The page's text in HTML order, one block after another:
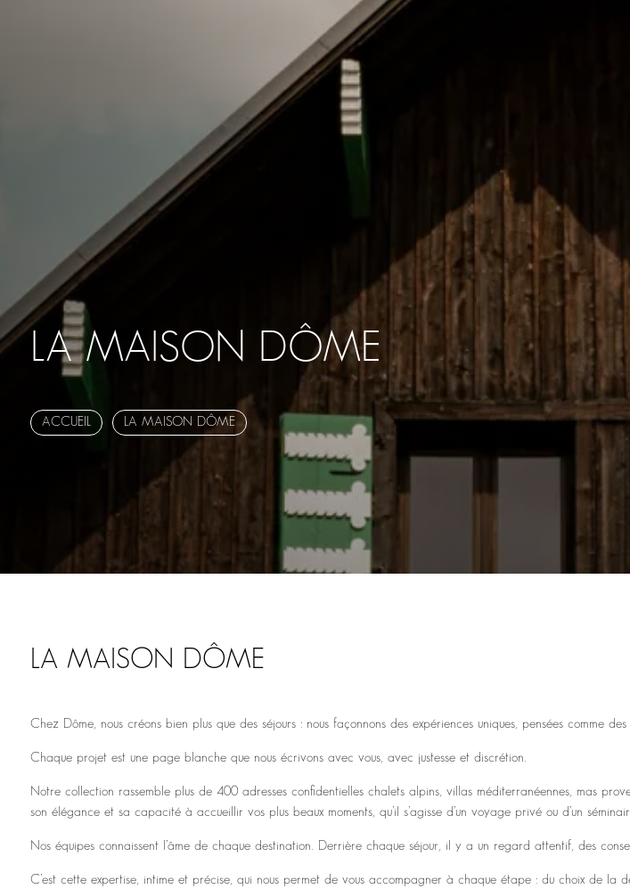
LA MAISON DÔME
ACCUEIL LA MAISON DÔME
LA MAISON DÔME
Chez Dôme, nous créons bien plus que des séjours : nous façonnons des expériences uniques, pensées comme des
Chaque projet est une page blanche que nous écrivons avec vous, avec justesse et discrétion.
Notre collection rassemble plus de 400 adresses confidentielles chalets alpins, villas méditerranéennes, mas
son élégance et sa capacité à accueillir vos plus beaux moments, qu’il s’agisse d’un voyage privé ou d’un
Nos équipes connaissent l’âme de chaque destination. Derrière chaque séjour, il y a un regard attentif, des
C’est cette expertise, intime et précise, qui nous permet de vous accompagner à chaque étape : du choix de la